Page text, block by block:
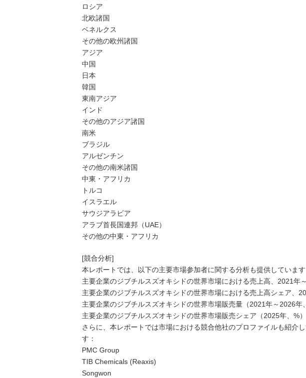
ロシア
北欧諸国
ベネルクス
その他の欧州諸国
アジア
中国
日本
韓国
東南アジア
インド
その他のアジア諸国
南米
ブラジル
アルゼンチン
その他の南米諸国
中東・アフリカ
トルコ
イスラエル
サウジアラビア
アラブ首長国連邦（UAE）
その他の中東・アフリカ
[競合分析]
本レポートでは、以下の主要市場参加者に関する分析も提供しています
主要企業のジブチルスズオキシドの世界市場における売上高、2021年
主要企業のジブチルスズオキシドの世界市場における売上高シェア、
主要企業のジブチルスズオキシドの世界市場販売量（2021年～2026年
主要企業のジブチルスズオキシドの世界市場販売シェア（2025年、%）
さらに、本レポートでは市場における競合他社のプロファイルも紹介
す：
PMC Group
TIB Chemicals (Reaxis)
Songwon